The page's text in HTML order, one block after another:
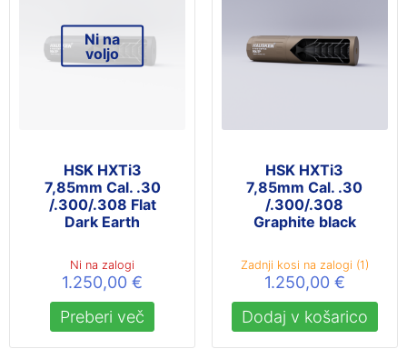
Ni na
voljo
HSK HXTi3
7,85mm Cal. .30
/.300/.308 Flat
Dark Earth
Ni na zalogi
1.250,00€
Preberi več
HSK HXTi3
7,85mm Cal. .30
/.300/.308
Graphite black
Zadnji kosi na zalogi (1)
1.250,00 €
Dodaj v košarico